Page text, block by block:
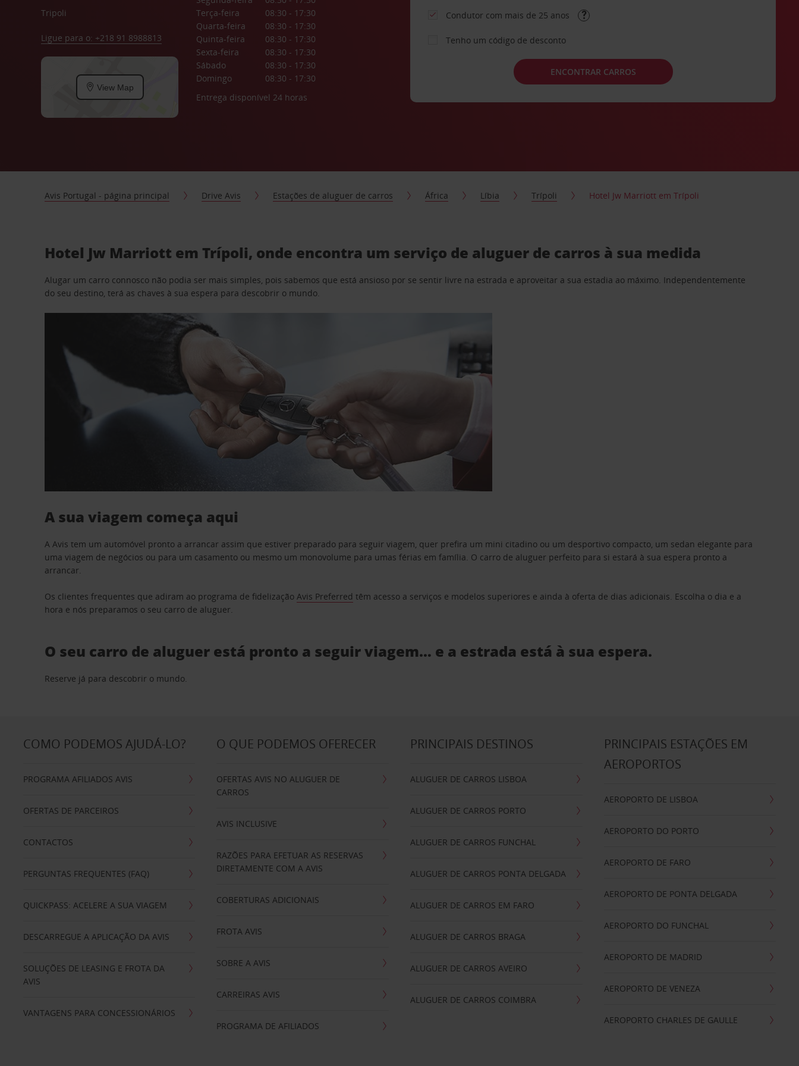
Tripoli
Ligue para o: +218 91 8988813
View Map
Terça-feira
08:30 - 17:30
Quarta-feira
08:30 - 17:30
Quinta-feira
08:30 - 17:30
Sexta-feira
08:30 - 17:30
Sábado
08:30 - 17:30
Domingo
08:30 - 17:30
Entrega disponível 24 horas
Condutor com mais de 25 anos
Tenho um código de desconto
ENCONTRAR CARROS
Avis Portugal - página principal Drive Avis Estações de aluguer de carros África Líbia Trípoli Hotel Jw Marriott em Trípoli
Hotel Jw Marriott em Trípoli, onde encontra um serviço de aluguer de carros à sua medida
Alugar um carro connosco não podia ser mais simples, pois sabemos que está ansioso por se sentir livre na estrada e aproveitar a sua estadia ao máximo. Independentemente
do seu destino, terá as chaves à sua espera para descobrir o mundo.
A sua viagem começa aqui
A Avis tem um automóvel pronto a arrancar assim que estiver preparado para seguir viagem, quer prefira um mini citadino ou um desportivo compacto, um sedan elegante para
uma viagem de negócios ou para um casamento ou mesmo um monovolume para umas férias em família. O carro de aluguer perfeito para si estará à sua espera pronto a
arrancar.
Os clientes frequentes que adiram ao programa de fidelizaçãoAvis Preferred têm acesso a serviços e modelos superiores e ainda à oferta de dias adicionais. Escolha o dia e a
hora e nós preparamos o seu carro de aluguer.
O seu carro de aluguer está pronto a seguir viagem… e a estrada está à sua espera.
Reserve já para descobrir o mundo.
COMO PODEMOS AJUDÁ-LO?
PROGRAMA AFILIADOS AVIS
OFERTAS DE PARCEIROS
CONTACTOS
PERGUNTAS FREQUENTES (FAQ)
QUICKPASS: ACELERE A SUA VIAGEM
DESCARREGUE A APLICAÇÃO DA AVIS
SOLUÇÕES DE LEASING E FROTA DA
AVIS
VANTAGENS PARA CONCESSIONÁRIOS
O QUE PODEMOS OFERECER
OFERTAS AVIS NO ALUGUER DE
CARROS
AVIS INCLUSIVE
RAZÕES PARA EFETUAR AS RESERVAS
DIRETAMENTE COM A AVIS
COBERTURAS ADICIONAIS
FROTA AVIS
SOBRE A AVIS
CARREIRAS AVIS
PROGRAMA DE AFILIADOS
PRINCIPAIS DESTINOS
ALUGUER DE CARROS LISBOA
ALUGUER DE CARROS PORTO
ALUGUER DE CARROS FUNCHAL
ALUGUER DE CARROS PONTA DELGADA
ALUGUER DE CARROS EM FARO
ALUGUER DE CARROS BRAGA
ALUGUER DE CARROS AVEIRO
ALUGUER DE CARROS COIMBRA
PRINCIPAIS ESTAÇÕES EM
AEROPORTOS
AEROPORTO DE LISBOA
AEROPORTO DO PORTO
AEROPORTO DE FARO
AEROPORTO DE PONTA DELGADA
AEROPORTO DO FUNCHAL
AEROPORTO DE MADRID
AEROPORTO DE VENEZA
AEROPORTO CHARLES DE GAULLE